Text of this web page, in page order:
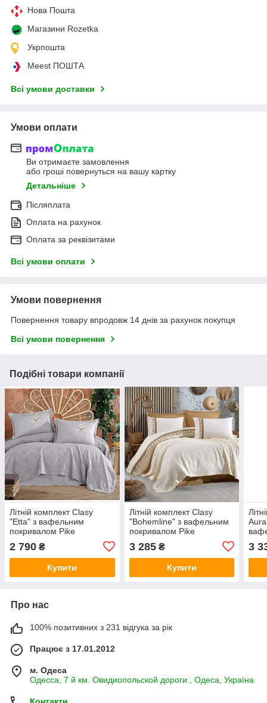
Нова Пошта
Магазини Rozetka
Укрпошта
Meest ПОШТА
Всі умови доставки
Умови оплати
Ви отримаєте замовлення
або гроші повернуться на вашу картку
Детальніше
Післяплата
Оплата на рахунок
Оплата за реквізитами
Всі умови оплати
Умови повернення
Повернення товару впродовж 14 днів за рахунок покупця
Всі умови повернення
Подібні товари компанії
Літній комплект Clasy
"Etta" з вафельним
покривалом Pike
наволочки 100% бавовна
Туреччина
2 790 ₴
Купити
Літній комплект Clasy
"Bohemline" з вафельним
покривалом Pike
наволочки 100% бавовна
Туреччина
3 285₴
Купити
дві
3
Про нас
100% позитивних з 231 відгука за рік
Працює з 17.01.2012
м. Одеса
Одесса, 7 й км. Овидиопольской дороги., Одеса, Україна
Контакти